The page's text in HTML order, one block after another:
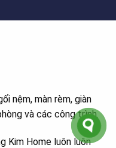
nệm, màn rèm, giàn
và các công trình.
Kim Home luôn luôn